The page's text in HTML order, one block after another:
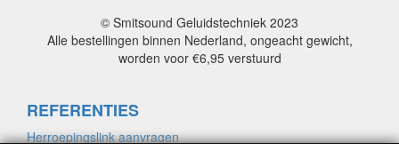
© Smitsound Geluidstechniek 2023
Alle bestellingen binnen Nederland, ongeacht gewicht,
worden voor €6,95 verstuurd
REFERENTIES
Herroepingslink aanvragen